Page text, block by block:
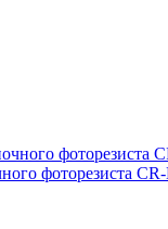
фоторезиста